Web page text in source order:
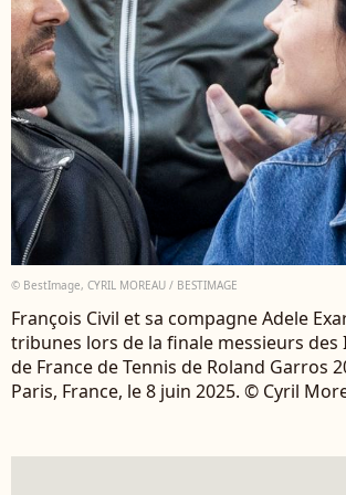
© BestImage, CYRIL MOREAU / BESTIMAGE
François Civil et sa compagne Adele
tribunes lors de la finale messieurs
de France de Tennis de Roland Garros
Paris, France, le 8 juin 2025. © Cyril